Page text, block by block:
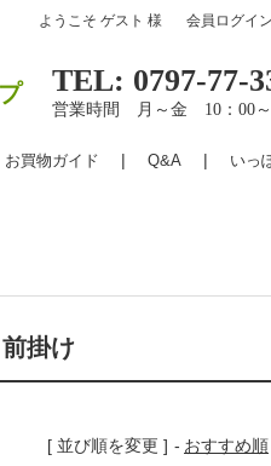
ようこそ ゲスト 様 会員ログイン
TEL: 0797-77-
営業時間 月～金 10：00～
お買物ガイド Q&A いっ
掛け
[ 並び順を変更 ] おすすめ順